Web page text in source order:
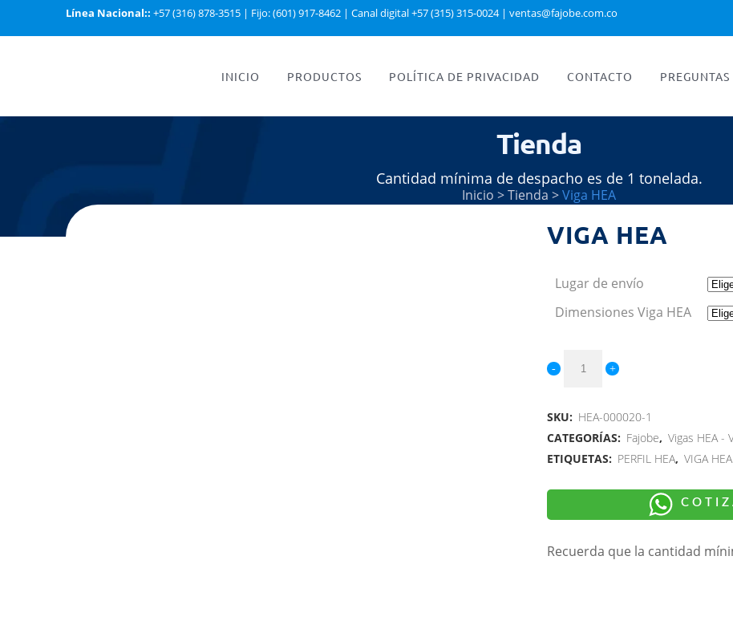
Línea Nacional:: +57 (316) 878-3515 | Fijo: (601) 917-8462 | Canal digital +57 (315) 315-0024| ventas@fajobe.com.co
INICIO PRODUCTOS POLÍTICA DE PRIVACIDAD CONTACTO
Tienda
Cantidad mínima de despacho es de 1 tonelada.
Inicio >Tienda >Viga HEA
VIGA HEA
Lugar de envío
Dimensiones Viga HEA
SKU: HEA-000020-1
CATEGORÍAS: Fajobe, Vigas HEA -
ETIQUETAS: PERFIL HEA, VIGA HEA
Recuerda que la cantidad